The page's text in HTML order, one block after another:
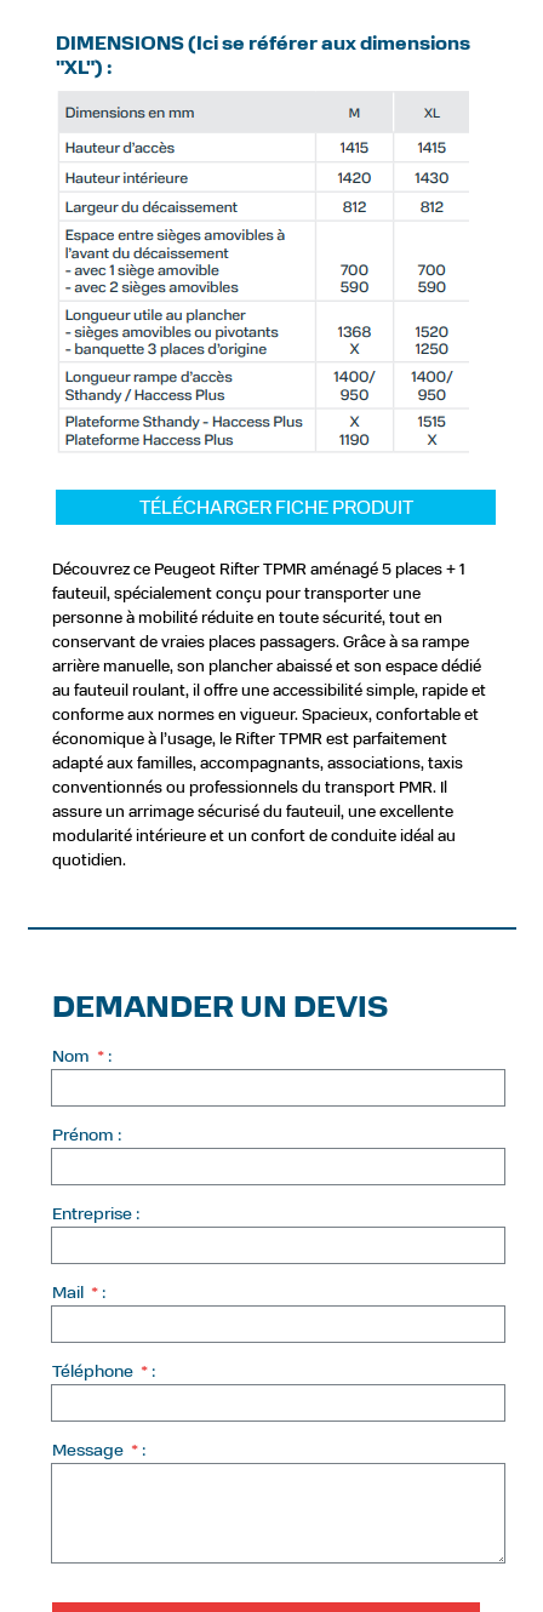
DIMENSIONS (Ici se référer aux dimensions
"XL") :
TÉLÉCHARGER FICHE PRODUIT
Découvrez ce Peugeot Rifter TPMR aménagé 5 places + 1
fauteuil, spécialement conçu pour transporter une
personne à mobilité réduite en toute sécurité, tout en
conservant de vraies places passagers. Grâce à sa rampe
arrière manuelle, son plancher abaissé et son espace dédié
au fauteuil roulant, il offre une accessibilité simple, rapide et
conforme aux normes en vigueur. Spacieux, confortable et
économique à l’usage, le Rifter TPMR est parfaitement
adapté aux familles, accompagnants, associations, taxis
conventionnés ou professionnels du transport PMR. Il
assure un arrimage sécurisé du fauteuil, une excellente
modularité intérieure et un confort de conduite idéal au
quotidien.